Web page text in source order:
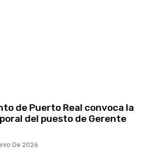
de Puerto Real convoca la
del puesto de Gerente
De 2026